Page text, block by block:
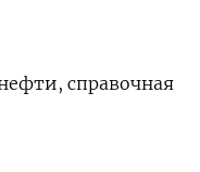
справочная